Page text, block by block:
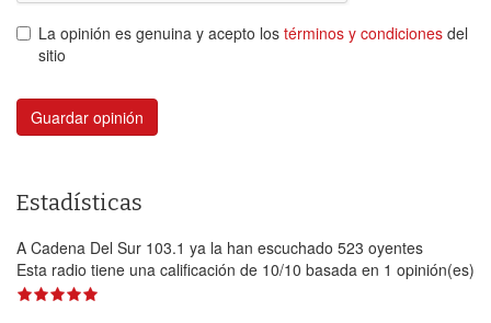
La opinión es genuina y acepto los términos y condiciones del
sitio
Guardar opinión
Estadísticas
A Cadena Del Sur 103.1 ya la han escuchado 523 oyentes
Esta radio tiene una calificación de 10/10 basada en 1 opinión(es)